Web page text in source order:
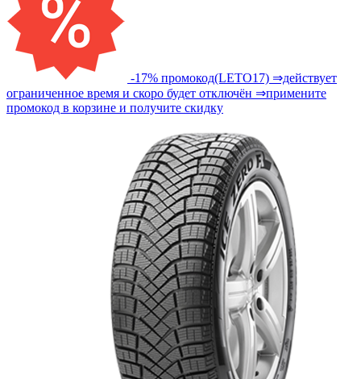
-17% промокод(LETO17) ⇒действует
ограниченное время и скоро будет отключён ⇒примените
промокод в корзине и получите скидку